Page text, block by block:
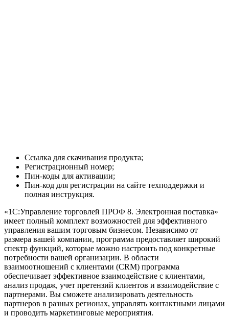
Ссылка для скачивания продукта;
Регистрационный номер;
Пин-коды для активации;
Пин-код для регистрации на сайте техподдержки и
полная инструкция.
«1С:Управление торговлей ПРОФ 8. Электронная поставка»
имеет полный комплект возможностей для эффективного
управления вашим торговым бизнесом. Независимо от
размера вашей компании, программа предоставляет широкий
спектр функций, которые можно настроить под конкретные
потребности вашей организации. В области
взаимоотношений с клиентами (CRM) программа
обеспечивает эффективное взаимодействие с клиентами,
анализ продаж, учет претензий клиентов и взаимодействие с
партнерами. Вы сможете анализировать деятельность
партнеров в разных регионах, управлять контактными лицами
и проводить маркетинговые мероприятия.